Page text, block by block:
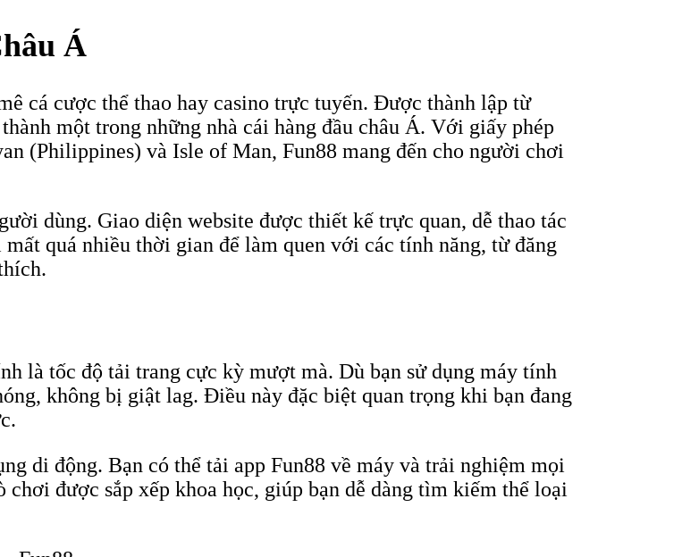
Á
cá cược thể thao hay casino trực tuyến. Được thành lập từ
một trong những nhà cái hàng đầu châu Á. Với giấy phép
(Philippines) và Isle of Man, Fun88 mang đến cho người chơi
dùng. Giao diện website được thiết kế trực quan, dễ thao tác
quá nhiều thời gian để làm quen với các tính năng, từ đăng
là tốc độ tải trang cực kỳ mượt mà. Dù bạn sử dụng máy tính
không bị giật lag. Điều này đặc biệt quan trọng khi bạn đang
di động. Bạn có thể tải app Fun88 về máy và trải nghiệm mọi
được sắp xếp khoa học, giúp bạn dễ dàng tìm kiếm thể loại